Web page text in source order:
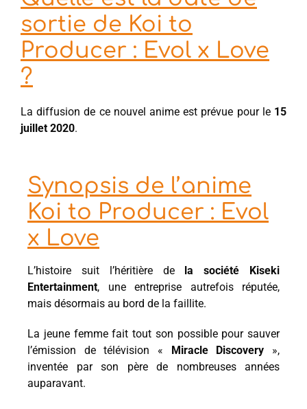
sortie de Koi to
Producer : Evol x Love
?
La diffusion de ce nouvel anime est prévue pour le 15
juillet 2020.
Synopsis de l’anime
Koi to Producer : Evol
x Love
L’histoire suit l’héritière de
la société Kiseki
Entertainment, une entreprise autrefois réputée,
mais désormais au bord de la faillite.
La jeune femme fait tout son possible pour sauver
l’émission de télévision «
Miracle Discovery »,
inventée par son père de nombreuses années
auparavant.